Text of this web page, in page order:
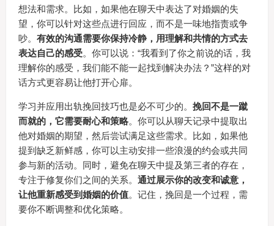
想法和需求。比如，如果他在聊天中表达了对婚姻的失
望，你可以针对这些点进行回应，而不是一味地指责或争
吵。 有效的沟通需要你保持冷静，用理解和共情的方式去
表达自己的感受。你可以说：“我看到了你之前说的话，我
理解你的感受，我们能不能一起找到解决办法？”这样的对
话方式更容易让他打开心扉。
学习并应用出轨挽回技巧也是必不可少的。 挽回不是一蹴
而就的，它需要耐心和策略。你可以从聊天记录中提取出
他对婚姻的期望，然后尝试满足这些需求。比如，如果他
提到缺乏新鲜感，你可以主动安排一些浪漫的约会或共同
参与新的活动。同时，避免在聊天中提及第三者的存在，
专注于修复你们之间的关系。 通过展示你的改变和诚意，
让他重新感受到婚姻的价值。记住，挽回是一个过程，需
要你不断调整和优化策略。